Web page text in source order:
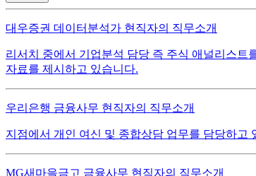
대우증권 데이터분석가 현직자의 직무소개
리서치 중에서 기업분석 담당 즉 주식 애널리스
자료를 제시하고 있습니다.
우리은행 금융사무 현직자의 직무소개
지점에서 개인 여신 및 종합상담 업무를 담당하고
MG새마을금고 금융사무 현직자의 직무소개